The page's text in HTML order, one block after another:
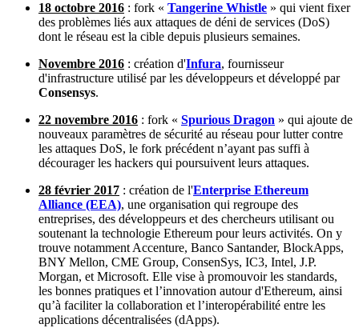
18 octobre 2016 : fork « Tangerine Whistle » qui vient fixer
des problèmes liés aux attaques de déni de services (DoS)
dont le réseau est la cible depuis plusieurs semaines.
Novembre 2016 : création d'Infura, fournisseur
d'infrastructure utilisé par les développeurs et développé par
Consensys.
22 novembre 2016 : fork « Spurious Dragon » qui ajoute de
nouveaux paramètres de sécurité au réseau pour lutter contre
les attaques DoS, le fork précédent n’ayant pas suffi à
décourager les hackers qui poursuivent leurs attaques.
28 février 2017 : création de l'Enterprise Ethereum
Alliance (EEA), une organisation qui regroupe des
entreprises, des développeurs et des chercheurs utilisant ou
soutenant la technologie Ethereum pour leurs activités. On y
trouve notamment Accenture, Banco Santander, BlockApps,
BNY Mellon, CME Group, ConsenSys, IC3, Intel, J.P.
Morgan, et Microsoft. Elle vise à promouvoir les standards,
les bonnes pratiques et l’innovation autour d'Ethereum, ainsi
qu’à faciliter la collaboration et l’interopérabilité entre les
applications décentralisées (dApps).